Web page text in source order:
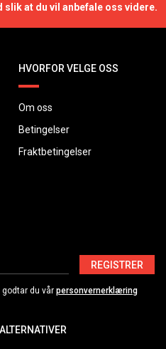
at du vil anbefale oss videre.
HVORFOR VELGE OSS
Om oss
Betingelser
Fraktbetingelser
REGISTRER
du vår personvernerklæring